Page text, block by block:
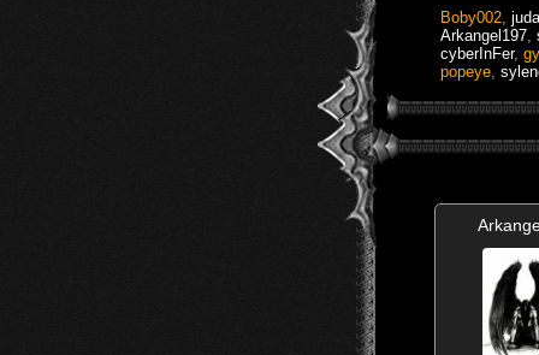
Boby002
Arkangel197
cyberInFer,
popeye